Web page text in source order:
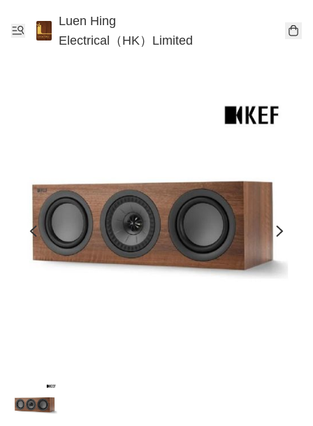
Luen Hing
Electrical（HK）Limited